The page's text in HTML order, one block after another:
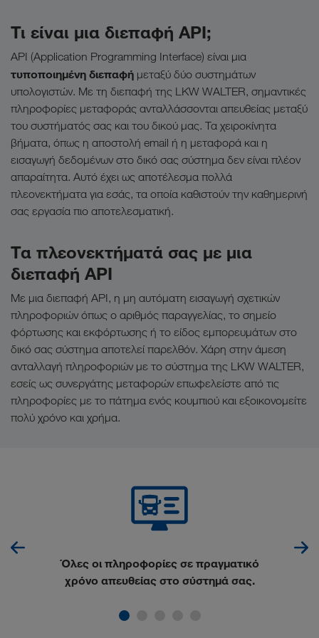
Τι είναι μια διεπαφή API;
API (Application Programming Interface) είναι μια
τυποποιημένη διεπαφή μεταξύ δύο συστημάτων
υπολογιστών. Με τη διεπαφή της LKW WALTER, σημαντικές
πληροφορίες μεταφοράς ανταλλάσσονται απευθείας μεταξύ
του συστήματός σας και του δικού μας. Τα χειροκίνητα
βήματα, όπως η αποστολή email ή η μεταφορά και η
εισαγωγή δεδομένων στο δικό σας σύστημα δεν είναι πλέον
απαραίτητα. Αυτό έχει ως αποτέλεσμα πολλά
πλεονεκτήματα για εσάς, τα οποία καθιστούν την καθημερινή
σας εργασία πιο αποτελεσματική.
Τα πλεονεκτήματά σας με μια
διεπαφή API
Με μια διεπαφή API, η μη αυτόματη εισαγωγή σχετικών
πληροφοριών όπως ο αριθμός παραγγελίας, το σημείο
φόρτωσης και εκφόρτωσης ή το είδος εμπορευμάτων στο
δικό σας σύστημα αποτελεί παρελθόν. Χάρη στην άμεση
ανταλλαγή πληροφοριών με το σύστημα της LKW WALTER,
εσείς ως συνεργάτης μεταφορών επωφελείστε από τις
πληροφορίες με το πάτημα ενός κουμπιού και εξοικονομείτε
πολύ χρόνο και χρήμα.
Όλες οι πληροφορίες σε πραγματικό
χρόνο απευθείας στο σύστημά σας.